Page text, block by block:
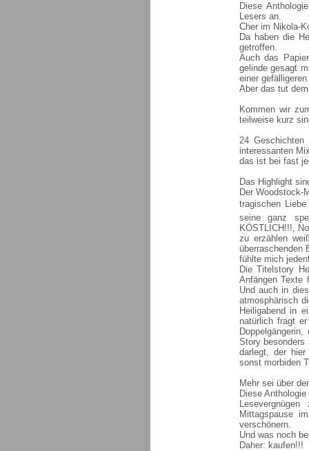
Diese
Lesers an.
Cher im Nikola-
Da haben die
getroffen.
Auch das
gelinde gesagt
einer
Aber das tut
Kommen wir
teilweise kurz
24 Geschichten
interessanten
das ist bei fast
Das Highlight
Der
tragischen
seine ganz
KÖSTLICH!!!,
zu erzählen
überraschenden
fühlte mich
Die Titelstory
Anfängen Texte
Und auch in
atmosphärisch
Heiligabend in
natürlich fragt
Story
darlegt, der
sonst morbiden
Mehr sei über
Diese
Mittagspause
verschönern.
Und was noch
Daher: kaufen!!!